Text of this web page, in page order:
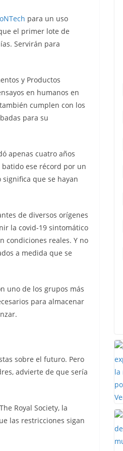
para un uso
el primer lote de
Servirán para
y Productos
en humanos en
cumplen con los
para su
apenas cuatro años
batido ese récord por un
que se hayan
de diversos orígenes
la covid-19 sintomático
condiciones reales. Y no
a medida que se
uno de los grupos más
para almacenar
sobre el futuro. Pero
advierte de que sería
Royal Society, la
las restricciones sigan